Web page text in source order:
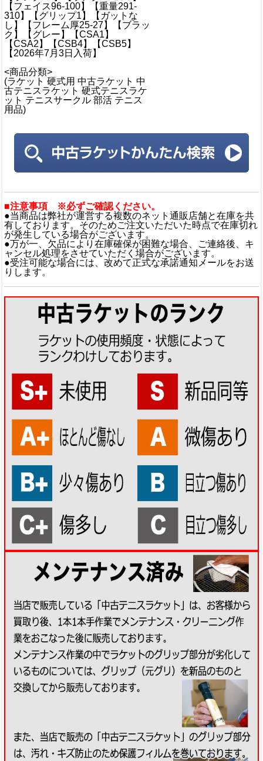
【フェイス96-100】【重量291-
310】【グリップ1】【ガットな
し】【フレーム厚25-27】【ブラッ
ク】【グレー】【CSA1】
【CSA2】【CSB4】【CSB5】
【2026年7月3日入荷】
<商品分類>
(ラケット 硬式用 中古ラケット 中
古テニスラケット 硬式テニスラケ
ット テニスサークル 部活 テニス
用品)
■注意事項 ※必ずご確認ください。
●当商品は弊社が運営する複数のネット通販店舗と在庫を共
有しております。そのためご注文いただいた時点で在庫切れ
が発生している場合がございます。
●万が一、欠品により在庫確保が困難な場合、ご連絡後、キ
ャンセル処理をさせていただく場合がございます。
●受注可能な場合には、改めて正式な承諾通知メールをお送
りします。